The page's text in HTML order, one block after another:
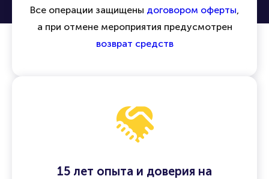
Все операции защищены договором оферты,
а при отмене мероприятия предусмотрен
возврат средств
15 лет опыта и доверия на